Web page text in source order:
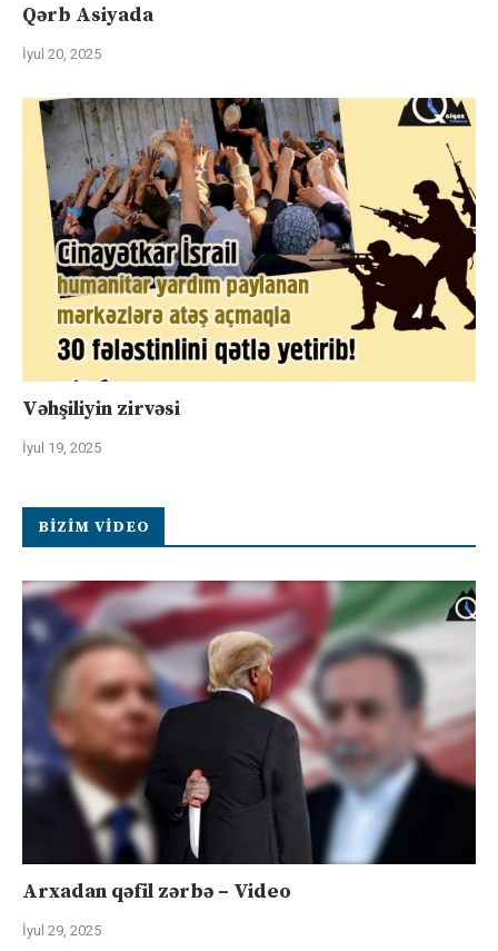
Qərb Asiyada
İyul 20, 2025
Vəhşiliyin zirvəsi
İyul 19, 2025
BIZIM VIDEO
Arxadan qəfil zərbə – Video
İyul 29, 2025